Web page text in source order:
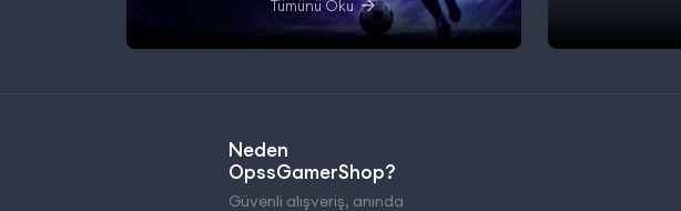
Tümünü Oku
Neden
OpssGamerShop?
Güvenli alışveriş, anında